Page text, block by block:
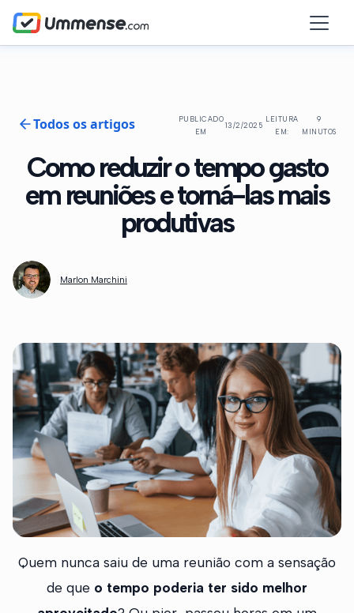
Todos os artigos
PUBLICADO
EM
13/2/2025
LEITURA
EM:
9
MINUTOS
Como reduzir o tempo gasto
em reuniões e torná-las mais
produtivas
Marlon Marchini
Quem nunca saiu de uma reunião com a sensação
de que o tempo poderia ter sido melhor